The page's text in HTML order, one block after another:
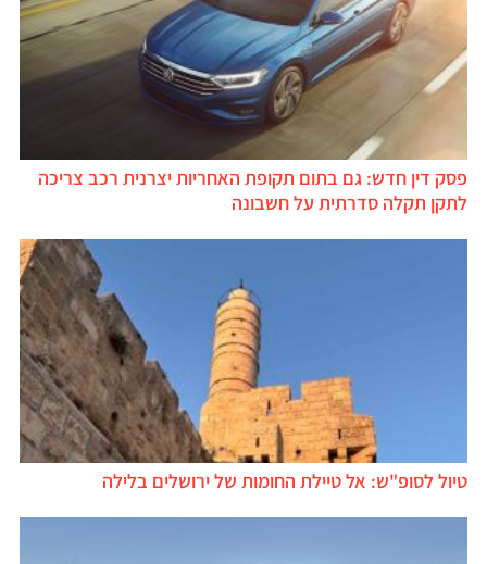
פסק דין חדש: גם בתום תקופת האחריות יצרנית רכב צריכה
לתקן תקלה סדרתית על חשבונה
טיול לסופ"ש: אל טיילת החומות של ירושלים בלילה